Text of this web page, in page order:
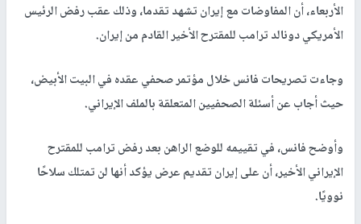
الأربعاء، أن المفاوضات مع إيران تشهد تقدما، وذلك عقب رفض الرئيس
الأمريكي دونالد ترامب للمقترح الأخير القادم من إيران.
وجاءت تصريحات فانس خلال مؤتمر صحفي عقده في البيت الأبيض،
حيث أجاب عن أسئلة الصحفيين المتعلقة بالملف الإيراني.
وأوضح فانس، في تقييمه للوضع الراهن بعد رفض ترامب للمقترح
الإيراني الأخير، أن على إيران تقديم عرض يؤكد أنها لن تمتلك سلاحًا
نوويًا.